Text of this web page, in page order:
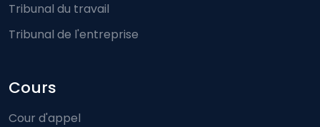
Tribunal du travail
Tribunal de l'entreprise
Cours
Cour d'appel